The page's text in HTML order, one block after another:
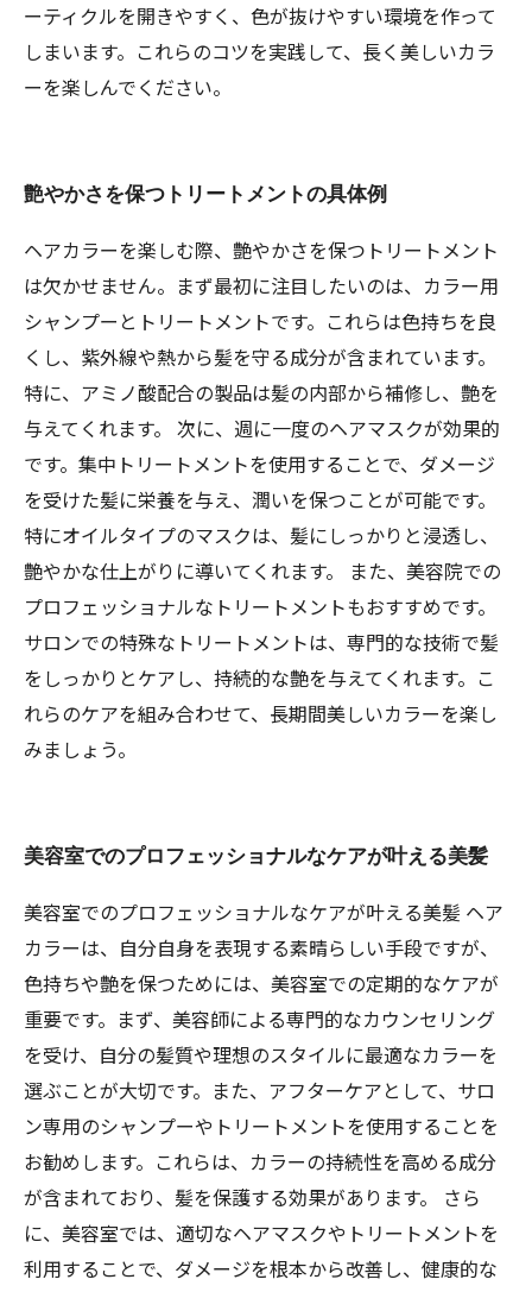
ーティクルを開きやすく、色が抜けやすい環境を作って
しまいます。これらのコツを実践して、長く美しいカラ
ーを楽しんでください。
艶やかさを保つトリートメントの具体例
ヘアカラーを楽しむ際、艶やかさを保つトリートメント
は欠かせません。まず最初に注目したいのは、カラー用
シャンプーとトリートメントです。これらは色持ちを良
くし、紫外線や熱から髪を守る成分が含まれています。
特に、アミノ酸配合の製品は髪の内部から補修し、艶を
与えてくれます。 次に、週に一度のヘアマスクが効果的
です。集中トリートメントを使用することで、ダメージ
を受けた髪に栄養を与え、潤いを保つことが可能です。
特にオイルタイプのマスクは、髪にしっかりと浸透し、
艶やかな仕上がりに導いてくれます。 また、美容院での
プロフェッショナルなトリートメントもおすすめです。
サロンでの特殊なトリートメントは、専門的な技術で髪
をしっかりとケアし、持続的な艶を与えてくれます。こ
れらのケアを組み合わせて、長期間美しいカラーを楽し
みましょう。
美容室でのプロフェッショナルなケアが叶える美髪
美容室でのプロフェッショナルなケアが叶える美髪 ヘア
カラーは、自分自身を表現する素晴らしい手段ですが、
色持ちや艶を保つためには、美容室での定期的なケアが
重要です。まず、美容師による専門的なカウンセリング
を受け、自分の髪質や理想のスタイルに最適なカラーを
選ぶことが大切です。また、アフターケアとして、サロ
ン専用のシャンプーやトリートメントを使用することを
お勧めします。これらは、カラーの持続性を高める成分
が含まれており、髪を保護する効果があります。 さら
に、美容室では、適切なヘアマスクやトリートメントを
利用することで、ダメージを根本から改善し、健康的な